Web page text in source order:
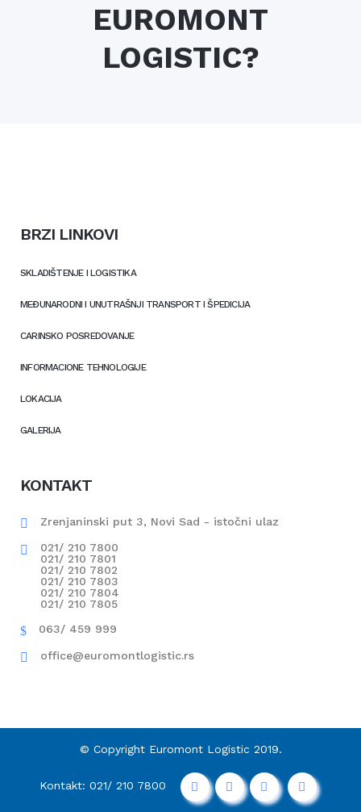
EUROMONT
LOGISTIC?
BRZI LINKOVI
SKLADIŠTENJE I LOGISTIKA
MEĐUNARODNI I UNUTRAŠNJI TRANSPORT I ŠPEDICIJA
CARINSKO POSREDOVANJE
INFORMACIONE TEHNOLOGIJE
LOKACIJA
GALERIJA
KONTAKT
Zrenjaninski put 3, Novi Sad - istočni ulaz
021/ 210 7800
021/ 210 7801
021/ 210 7802
021/ 210 7803
021/ 210 7804
021/ 210 7805
063/ 459 999
office@euromontlogistic.rs
© Copyright Euromont Logistic 2019.
Kontakt: 021/ 210 7800